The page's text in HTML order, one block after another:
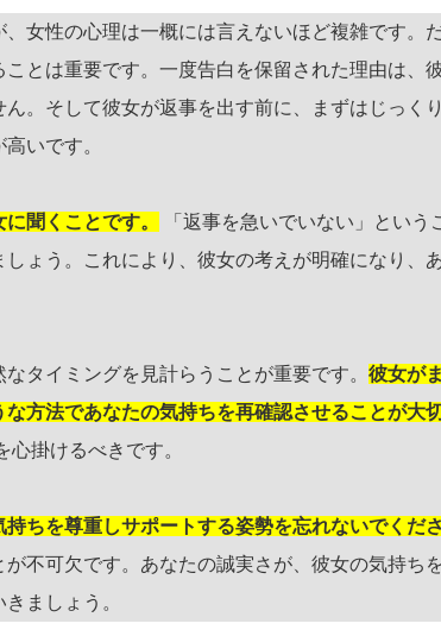
女性の心理は一概には言えないほど複雑です。
とは重要です。一度告白を保留された理由は、
。そして彼女が返事を出す前に、まずはじっく
いです。
聞くことです。
「返事を急いでいない」という
ょう。これにより、彼女の考えが明確になり、
タイミングを見計らうことが重要です。 彼女が
方法であなたの気持ちを再確認させることが大
掛けるべきです。
持ちを尊重しサポートする姿勢を忘れないでくださ
不可欠です。あなたの誠実さが、彼女の気持ち
ましょう。